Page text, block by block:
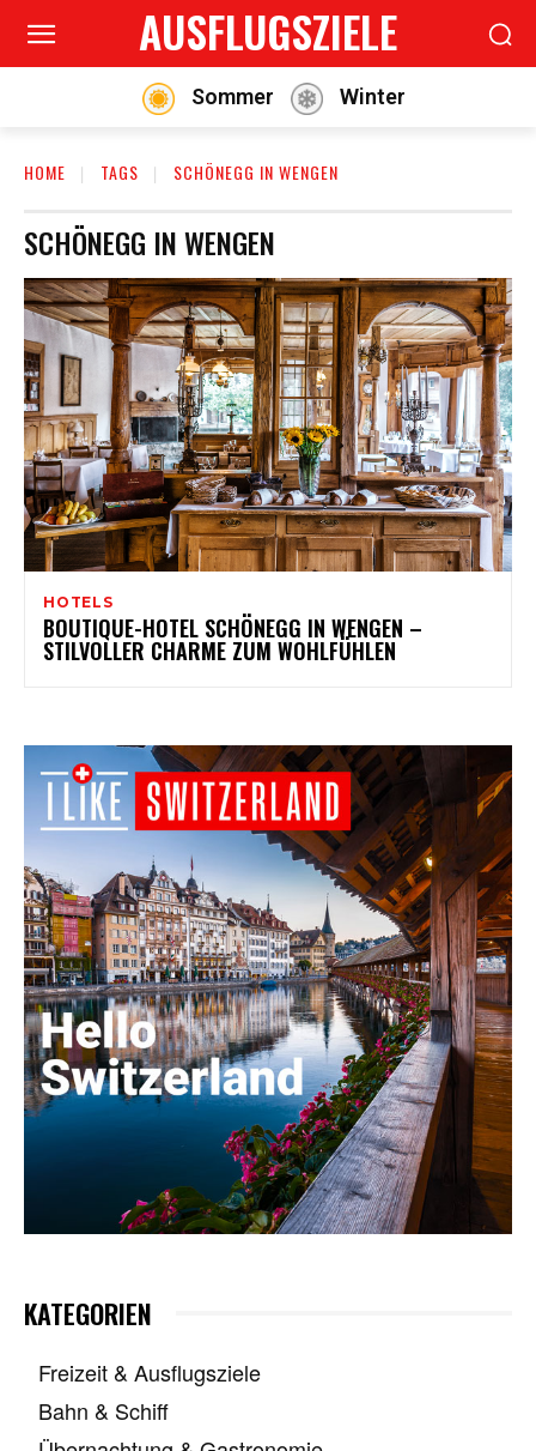
AUSFLUGSZIELE
Sommer Winter
HOME TAGS SCHÖNEGG IN WENGEN
SCHÖNEGG IN WENGEN
HOTELS
BOUTIQUE-HOTEL SCHÖNEGG IN WENGEN –
STILVOLLER CHARME ZUM WOHLFÜHLEN
KATEGORIEN
Freizeit & Ausflugsziele
Bahn & Schiff